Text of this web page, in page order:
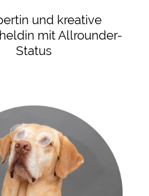
und kreative
mit Allrounder-
Status